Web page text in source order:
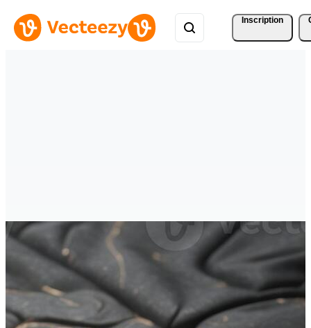
Inscription